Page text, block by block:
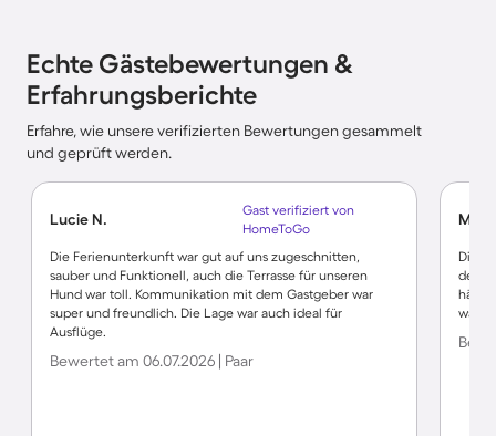
Echte Gästebewertungen &
Erfahrungsberichte
Erfahre, wie unsere verifizierten Bewertungen gesammelt
und geprüft werden.
Lucie N.
Gast verifiziert von
HomeToGo
Die Ferienunterkunft war gut auf uns zugeschnitten,
sauber und Funktionell, auch die Terrasse für unseren
Hund war toll. Kommunikation mit dem Gastgeber war
super und freundlich. Die Lage war auch ideal für
Ausflüge.
Bewertet am 06.07.2026 | Paar
Die
der
hätte
war